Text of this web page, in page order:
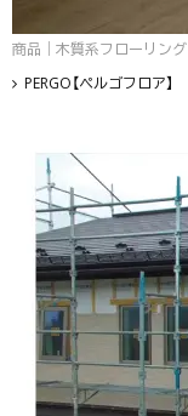
商品｜木質系フローリング
PERGO【ペルゴフロア】